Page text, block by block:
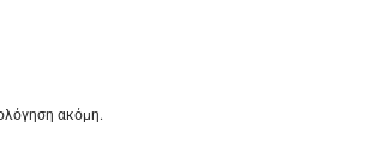
ακόμη.